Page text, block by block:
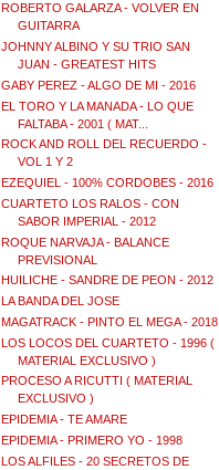
ROBERTO GALARZA - VOLVER EN
GUITARRA
JOHNNY ALBINO Y SU TRIO SAN
JUAN - GREATEST HITS
GABY PEREZ - ALGO DE MI - 2016
EL TORO Y LA MANADA - LO QUE
FALTABA - 2001 ( MAT...
ROCK AND ROLL DEL RECUERDO -
VOL 1 Y 2
EZEQUIEL - 100% CORDOBES - 2016
CUARTETO LOS RALOS - CON
SABOR IMPERIAL - 2012
ROQUE NARVAJA - BALANCE
PREVISIONAL
HUILICHE - SANDRE DE PEON - 2012
LA BANDA DEL JOSE
MAGATRACK - PINTO EL MEGA - 2018
LOS LOCOS DEL CUARTETO - 1996 (
MATERIAL EXCLUSIVO )
PROCESO A RICUTTI ( MATERIAL
EXCLUSIVO )
EPIDEMIA - TE AMARE
EPIDEMIA - PRIMERO YO - 1998
LOS ALFILES - 20 SECRETOS DE